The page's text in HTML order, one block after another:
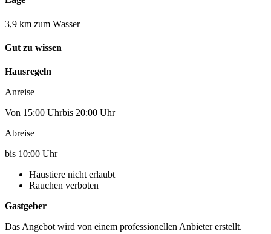
3,9 km zum Wasser
Gut zu wissen
Hausregeln
Anreise
Von 15:00 Uhrbis 20:00 Uhr
Abreise
bis 10:00 Uhr
Haustiere nicht erlaubt
Rauchen verboten
Gastgeber
Das Angebot wird von einem professionellen Anbieter erstellt.